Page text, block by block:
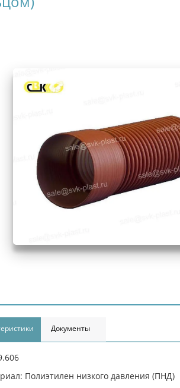
Документы
Полиэтилен низкого давления (ПНД)